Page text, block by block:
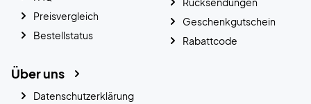
Preisvergleich
Bestellstatus
Geschenkgutschein
Rabattcode
Über uns
Datenschutzerklärung